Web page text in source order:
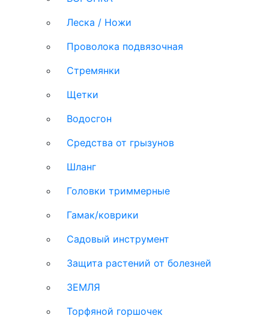
Леска / Ножи
Проволока подвязочная
Стремянки
Щетки
Водосгон
Средства от грызунов
Шланг
Головки триммерные
Гамак/коврики
Садовый инструмент
Защита растений от болезней
ЗЕМЛЯ
Торфяной горшочек